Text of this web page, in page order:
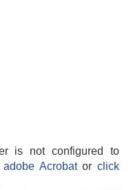
is not configured to
adobe Acrobatorclick